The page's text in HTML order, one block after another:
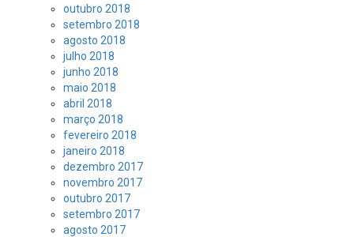
outubro 2018
setembro 2018
agosto 2018
julho 2018
junho 2018
maio 2018
abril 2018
março 2018
fevereiro 2018
janeiro 2018
dezembro 2017
novembro 2017
outubro 2017
setembro 2017
agosto 2017